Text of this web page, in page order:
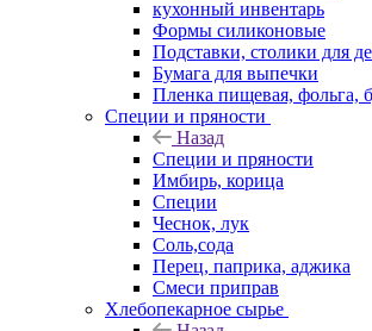
кухонный инвентарь
Формы силиконовые
Подставки, столики для
Бумага для выпечки
Пленка пищевая, фольга,
Специи и пряности
Назад
Специи и пряности
Имбирь, корица
Специи
Чеснок, лук
Соль,сода
Перец, паприка, аджика
Смеси приправ
Хлебопекарное сырье